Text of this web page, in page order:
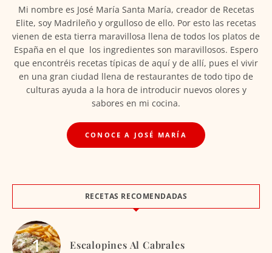
Mi nombre es José María Santa María, creador de Recetas
Elite, soy Madrileño y orgulloso de ello. Por esto las recetas
vienen de esta tierra maravillosa llena de todos los platos de
España en el que los ingredientes son maravillosos. Espero
que encontréis recetas típicas de aquí y de allí, pues el vivir
en una gran ciudad llena de restaurantes de todo tipo de
culturas ayuda a la hora de introducir nuevos olores y
sabores en mi cocina.
CONOCE A JOSÉ MARÍA
RECETAS RECOMENDADAS
Escalopines Al Cabrales